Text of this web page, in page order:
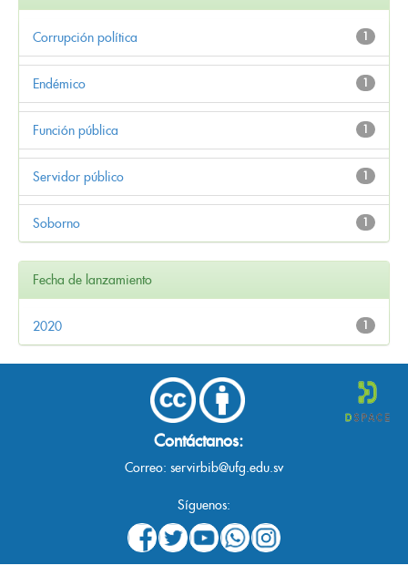
1
Corrupción política
1
Endémico
1
Función pública
1
Servidor público
1
Soborno
Fecha de lanzamiento
1
2020
Contáctanos:
Correo: servirbib@ufg.edu.sv
Síguenos: